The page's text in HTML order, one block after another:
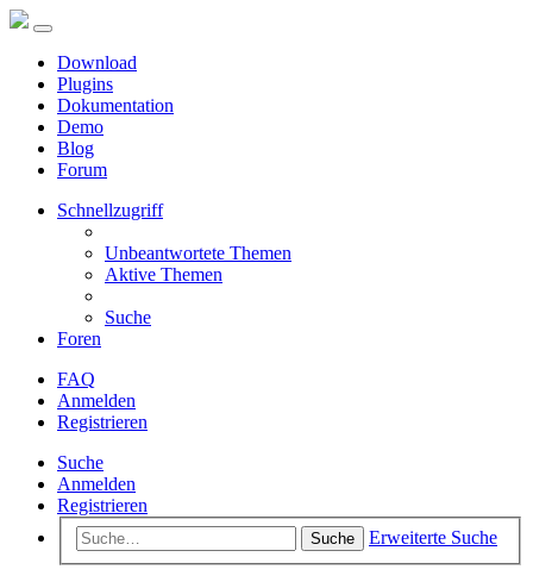
Download
Plugins
Dokumentation
Demo
Blog
Forum
Schnellzugriff
Unbeantwortete Themen
Aktive Themen
Suche
Foren
FAQ
Anmelden
Registrieren
Suche
Anmelden
Registrieren
Suche Erweiterte Suche